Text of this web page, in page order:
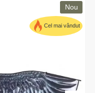
Nou
Cel mai vândut